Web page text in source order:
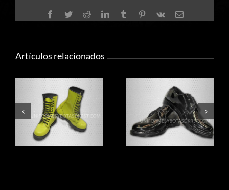
Facebook
TwitterRedditLinkedInTumblrPinterest
Vk
Correo
electrónico
Artículos relacionados
Zapato de charol
Bota para banda
marcial